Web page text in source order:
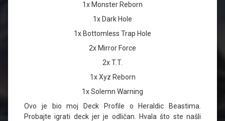
1x Monster Reborn
1x Dark Hole
1x Bottomless Trap Hole
2x Mirror Force
2x T.T.
1x Xyz Reborn
1x Solemn Warning
Ovo je bio moj Deck Profile o Heraldic Beastima.
Probajte igrati deck jer je odličan. Hvala što ste našli